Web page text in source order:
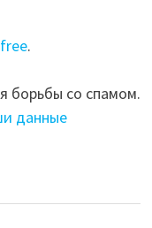
.
борьбы со спамом.
данные